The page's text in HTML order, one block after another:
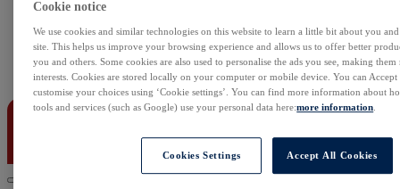
Zdarzenia korporacyjne
Sentyment Klientów
Rolowania
Kontakt
Cookie notice
We use cookies and similar technologies on this website to learn a little bit about you
site. This helps us improve your browsing experience and allows us to offer better
you and others. Some cookies are also used to personalise the ads you see, making
interests. Cookies are stored locally on your computer or mobile device. You can
customise your choices using ‘Cookie settings’. You can find more information about
tools and services (such as Google) use your personal data here:more information
Cookies Settings Accept All Cookies